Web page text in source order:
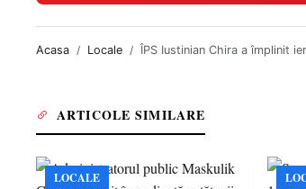
Acasa Locale ÎPS Iustinian Chira a împlinit
ARTICOLE SIMILARE
LOCALE